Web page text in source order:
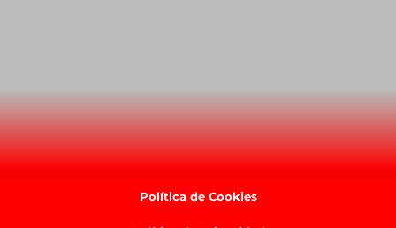
Política de Cookies